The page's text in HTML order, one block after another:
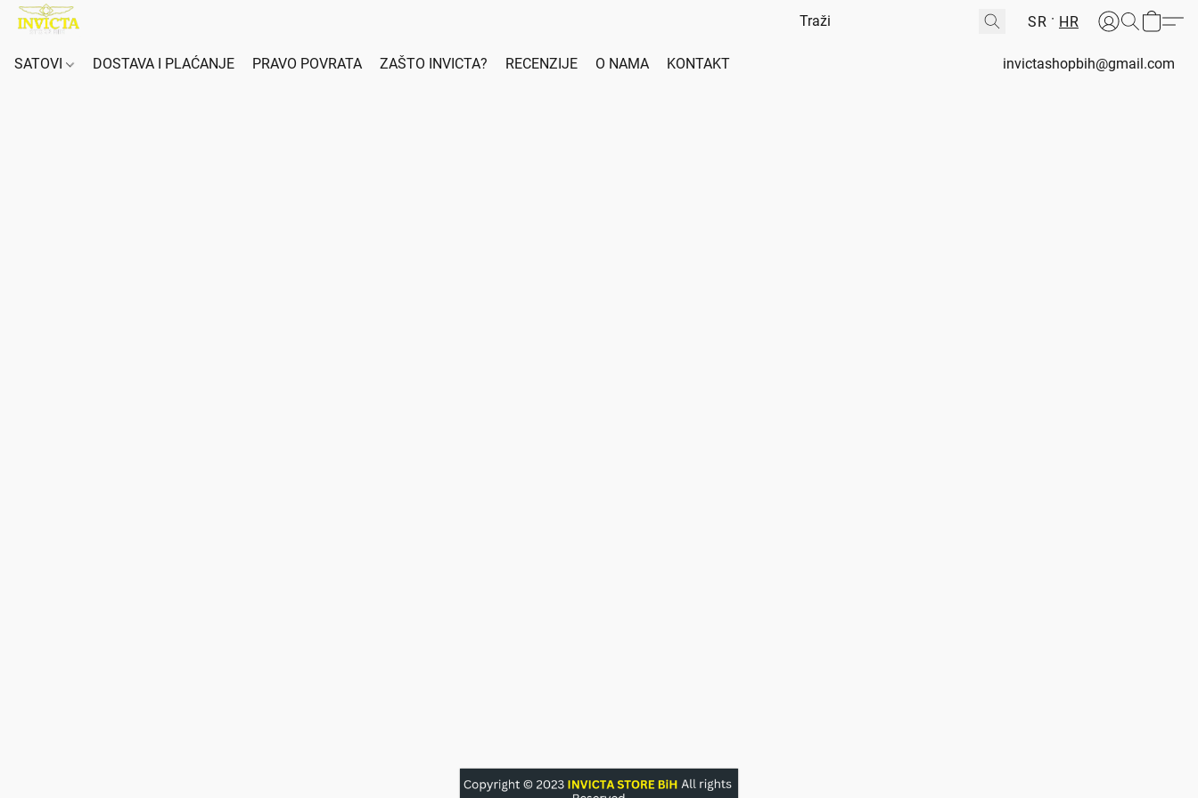
SR HR
SATOVI DOSTAVA I PLAĆANJE PRAVO POVRATA ZAŠTO INVICTA? RECENZIJE O NAMA KONTAKT invictashopbih@gmail.com